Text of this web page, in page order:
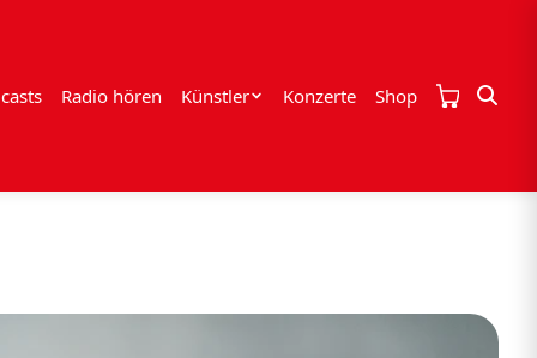
Radio hören Künstler Konzerte Shop